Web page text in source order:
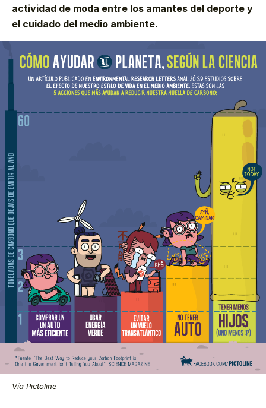
actividad de moda entre los amantes del deporte y
el cuidado del medio ambiente.
Vía Pictoline